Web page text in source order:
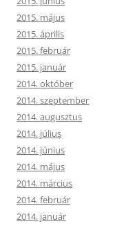
2015. május
2015. április
2015. február
2015. január
2014. október
2014. szeptember
2014. augusztus
2014. július
2014. június
2014. május
2014. március
2014. február
2014. január